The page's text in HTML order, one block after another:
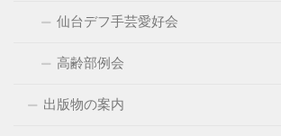
仙台デフ手芸愛好会
高齢部例会
出版物の案内